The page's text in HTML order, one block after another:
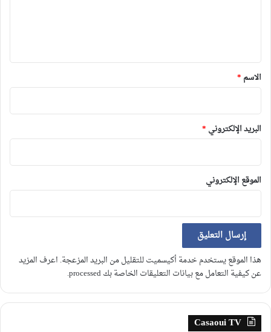
*
الاسم *
البريد الإلكتروني *
الموقع الإلكتروني
هذا الموقع يستخدم خدمة أكيسميت للتقليل من البريد المزعجة. اعرف المزيد
عن كيفية التعامل مع بيانات التعليقات الخاصة بك processed
.
Casaoui TV